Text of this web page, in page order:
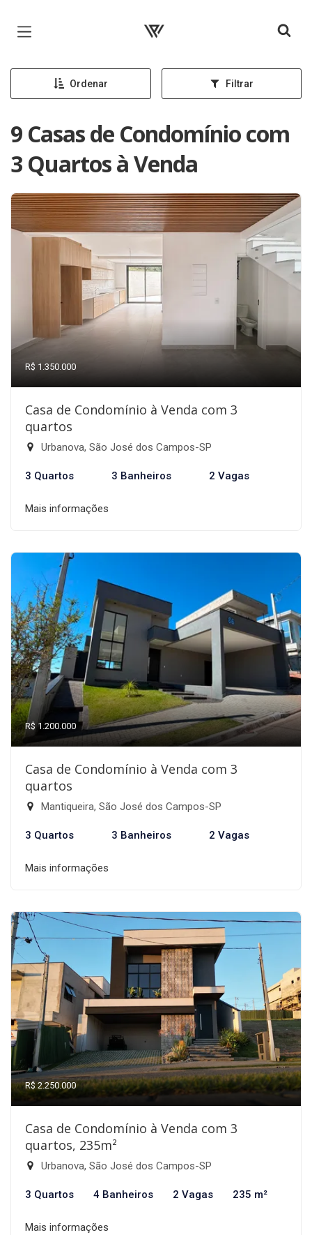
Página inicial
Ordenar Filtrar
9 Casas de Condomínio com
3 Quartos à Venda
R$ 1.350.000
Casa de Condomínio à Venda com 3
quartos
Urbanova, São José dos Campos-SP
3 Quartos 3 Banheiros 2 Vagas
Mais informações
R$ 1.200.000
Casa de Condomínio à Venda com 3
quartos
Mantiqueira, São José dos Campos-SP
3 Quartos 3 Banheiros 2 Vagas
Mais informações
R$ 2.250.000
Casa de Condomínio à Venda com 3
quartos, 235m²
Urbanova, São José dos Campos-SP
3 Quartos 4 Banheiros 2 Vagas 235 m²
Mais informações